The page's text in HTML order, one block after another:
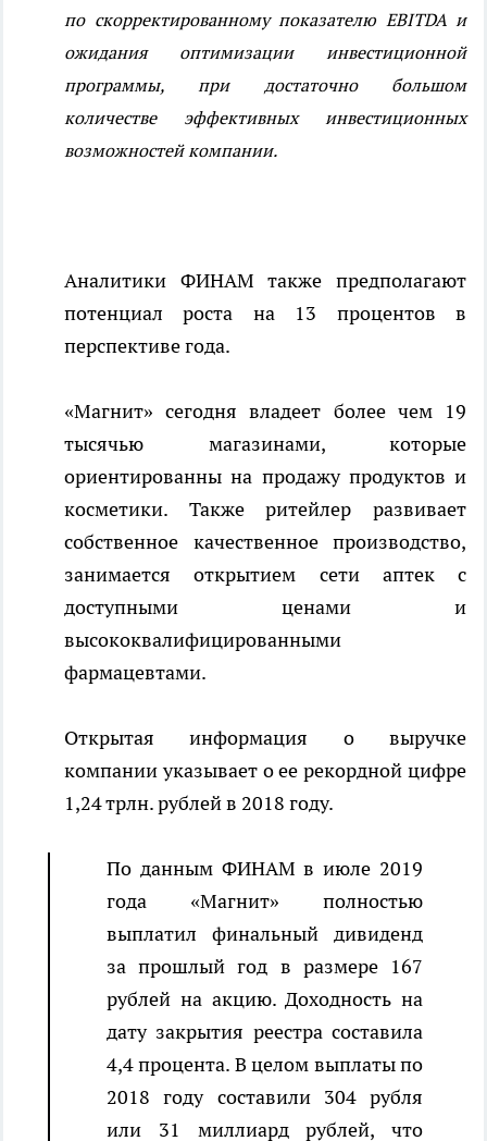
по скорректированному показателю EBITDA и
ожидания оптимизации инвестиционной
программы, при достаточно большом
количестве эффективных инвестиционных
возможностей компании.
Аналитики ФИНАМ также предполагают
потенциал роста на 13 процентов в
перспективе года.
«Магнит» сегодня владеет более чем 19
тысячью магазинами, которые
ориентированны на продажу продуктов и
косметики. Также ритейлер развивает
собственное качественное производство,
занимается открытием сети аптек с
доступными ценами и
высококвалифицированными
фармацевтами.
Открытая информация о выручке
компании указывает о ее рекордной цифре
1,24 трлн. рублей в 2018 году.
По данным ФИНАМ в июле 2019
года «Магнит» полностью
выплатил финальный дивиденд
за прошлый год в размере 167
рублей на акцию. Доходность на
дату закрытия реестра составила
4,4 процента. В целом выплаты по
2018 году составили 304 рубля
или 31 миллиард рублей, что